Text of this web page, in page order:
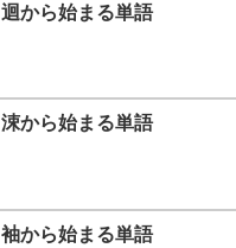
迴から始まる単語
涑から始まる単語
袖から始まる単語